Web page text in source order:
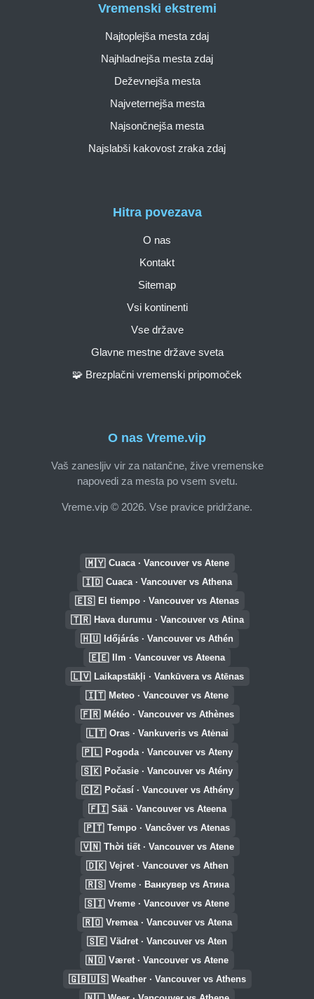
O nas Vreme.vip
Vaš zanesljiv vir za natančne, žive vremenske
napovedi za mesta po vsem svetu.
Vreme.vip © 2026. Vse pravice pridržane.
Hitra povezava
O nas
Kontakt
Sitemap
Vsi kontinenti
Vse države
Glavne mestne države sveta
🧩 Brezplačni vremenski pripomoček
Vremenski ekstremi
Najtoplejša mesta zdaj
Najhladnejša mesta zdaj
Deževnejša mesta
Najveternejša mesta
Najsončnejša mesta
Najslabši kakovost zraka zdaj
🇲🇾 Cuaca · Vancouver vs Atene
🇮🇩 Cuaca · Vancouver vs Athena
🇪🇸 El tiempo · Vancouver vs Atenas
🇹🇷 Hava durumu · Vancouver vs Atina
🇭🇺 Időjárás · Vancouver vs Athén
🇪🇪 Ilm · Vancouver vs Ateena
🇱🇻 Laikapstākļi · Vankūvera vs Atēnas
🇮🇹 Meteo · Vancouver vs Atene
🇫🇷 Météo · Vancouver vs Athènes
🇱🇹 Oras · Vankuveris vs Atėnai
🇵🇱 Pogoda · Vancouver vs Ateny
🇸🇰 Počasie · Vancouver vs Atény
🇨🇿 Počasí · Vancouver vs Athény
🇫🇮 Sää · Vancouver vs Ateena
🇵🇹 Tempo · Vancôver vs Atenas
🇻🇳 Thời tiết · Vancouver vs Atene
🇩🇰 Vejret · Vancouver vs Athen
🇷🇸 Vreme · Ванкувер vs Атина
🇸🇮 Vreme · Vancouver vs Atene
🇷🇴 Vremea · Vancouver vs Atena
🇸🇪 Vädret · Vancouver vs Aten
🇳🇴 Været · Vancouver vs Atene
🇬🇧🇺🇸 Weather · Vancouver vs Athens